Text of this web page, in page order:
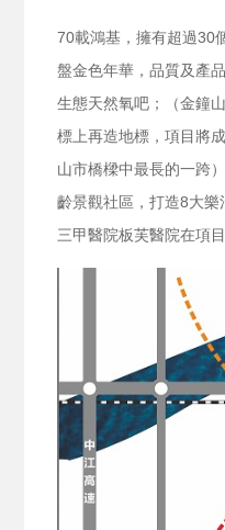
70載鴻基，擁有超過30
盤金色年華，品質及產品
生態天然氧吧；（金鐘
標上再造地標，項目將
山市橋樑中最長的一跨
齡景觀社區，打造8大樂
三甲醫院板芙醫院在項